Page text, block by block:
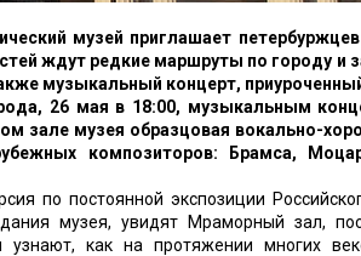
музей приглашает
ждут редкие маршруты по городу
музыкальный концерт,
26 мая в 18:00, музыкальным
зале музея образцовая вокально-
композиторов: Брамса,
по постоянной экспозиции
музея, увидят Мраморный зал,
узнают, как на протяжении многих